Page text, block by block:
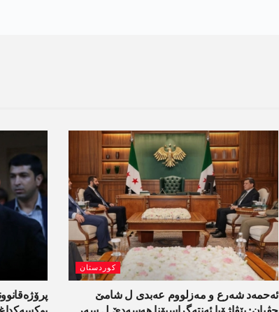
کوردستان
ئەحمەد شەرع و مەزلووم عەبدی ل شامێ